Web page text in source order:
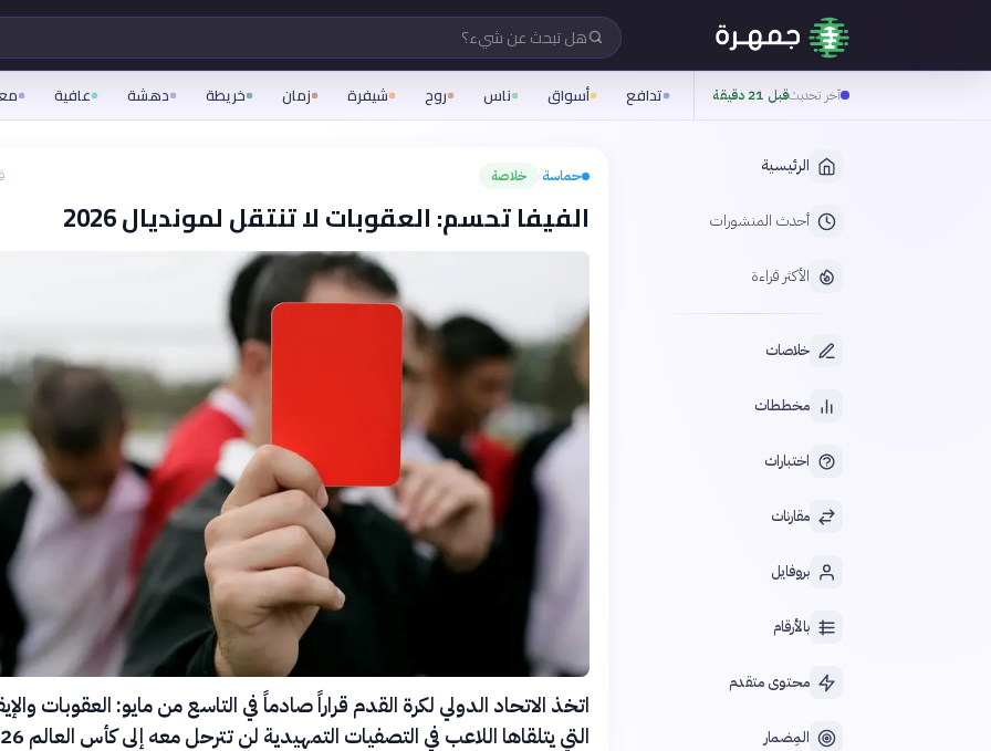
هل تبحث عن شيء؟
آخر تحديثقبل 21 دقيقة تدافع أسواق ناس روح شيفرة زمان خريطة دهشة عافية
الرئيسية
أحدث المنشورات
الأكثر قراءة
خلاصات
مخططات
اختبارات
مقارنات
بروفايل
بالأرقام
محتوى متقدم
المِضمار
حماسة› خلاصة
الفيفا تحسم: العقوبات لا تنتقل لمونديال 2026
اتخذ الاتحاد الدولي لكرة القدم قراراً صادماً في التاسع من مايو: العقوبات